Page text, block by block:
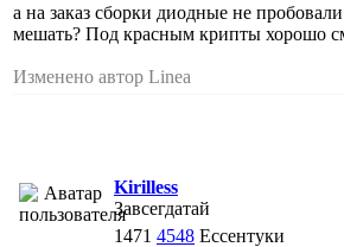
а на заказ сборки диодные не
мешать? Под красным крипты хорошо
Изменено автор Linea
Kirilless
Завсегдатай
1471 4548 Ессентуки